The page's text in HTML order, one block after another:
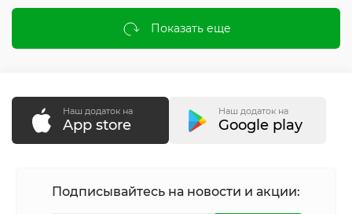
Показать еще
Наш додаток на
App store
Наш додаток на
Google play
Подписывайтесь на новости и акции: